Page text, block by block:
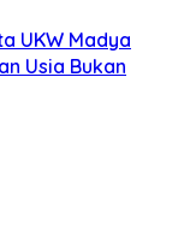
UKW Madya
Usia Bukan